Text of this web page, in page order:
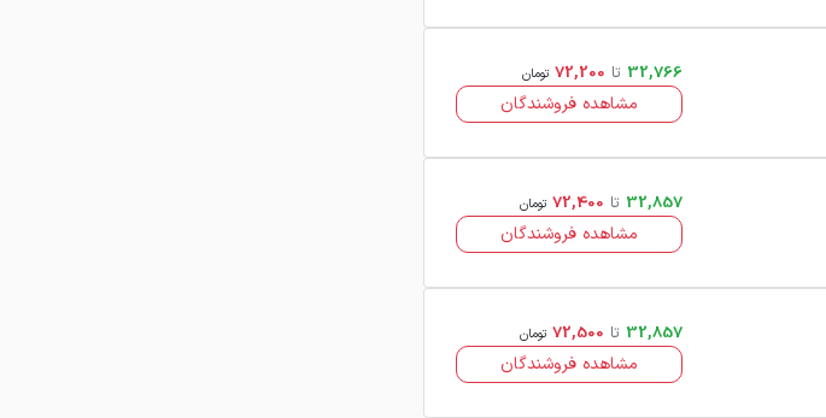
32,766 تا 72,200 تومان
مشاهده فروشندگان
32,857 تا 72,400 تومان
مشاهده فروشندگان
32,857 تا 72,500 تومان
مشاهده فروشندگان